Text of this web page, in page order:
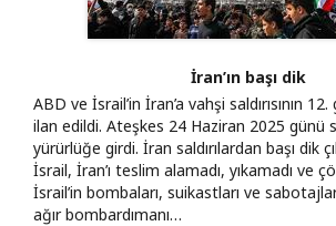
İran’ın başı dik
ABD ve İsrail’in İran’a vahşi saldırısının
ilan edildi. Ateşkes 24 Haziran 2025 günü
yürürlüğe girdi. İran saldırılardan başı dik
İsrail, İran’ı teslim alamadı, yıkamadı ve
İsrail’in bombaları, suikastları ve
ağır bombardımanı…